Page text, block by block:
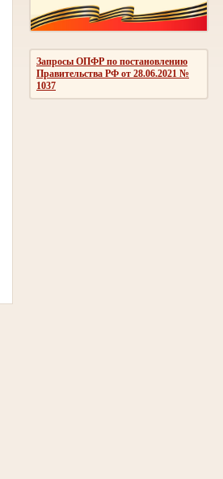
Запросы ОПФР по постановлению
Правительства РФ от 28.06.2021 №
1037